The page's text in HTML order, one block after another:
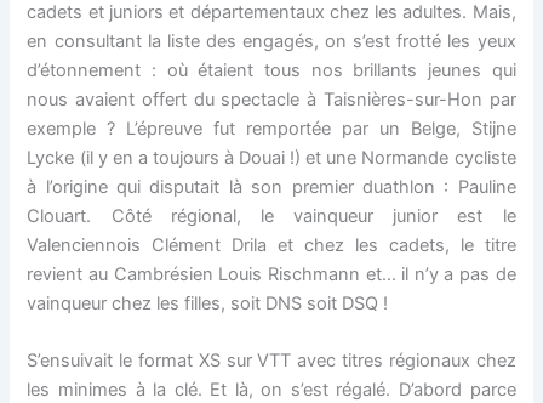
cadets et juniors et départementaux chez les adultes. Mais,
en consultant la liste des engagés, on s’est frotté les yeux
d’étonnement : où étaient tous nos brillants jeunes qui
nous avaient offert du spectacle à Taisnières-sur-Hon par
exemple ? L’épreuve fut remportée par un Belge, Stijne
Lycke (il y en a toujours à Douai !) et une Normande cycliste
à l’origine qui disputait là son premier duathlon : Pauline
Clouart. Côté régional, le vainqueur junior est le
Valenciennois Clément Drila et chez les cadets, le titre
revient au Cambrésien Louis Rischmann et… il n’y a pas de
vainqueur chez les filles, soit DNS soit DSQ !
S’ensuivait le format XS sur VTT avec titres régionaux chez
les minimes à la clé. Et là, on s’est régalé. D’abord parce